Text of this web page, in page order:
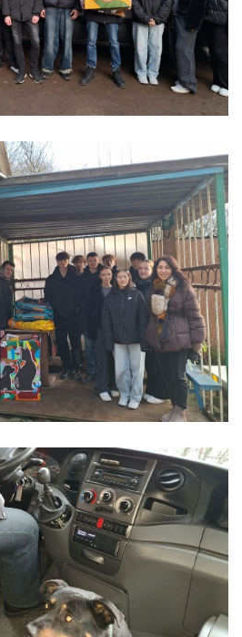
IR RYŠIŲ TECHNOLOGIJŲ APTARNAVIMO
KONSULTANTAS
GAMINTOJAS
GAMINIŲ KEPĖJAS